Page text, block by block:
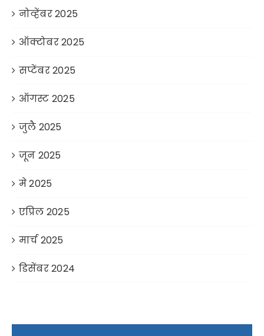
नोव्हेंबर 2025
ऑक्टोबर 2025
सप्टेंबर 2025
ऑगस्ट 2025
जुलै 2025
जून 2025
मे 2025
एप्रिल 2025
मार्च 2025
डिसेंबर 2024